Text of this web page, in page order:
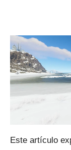
Este artículo